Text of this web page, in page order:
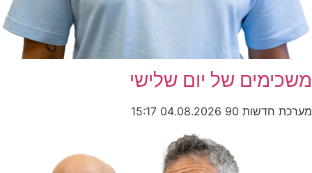
משכימים של יום שלישי
מערכת חדשות 90 04.08.2026
15:17